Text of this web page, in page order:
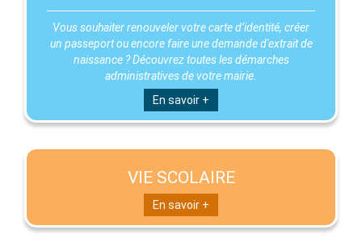
Vous souhaiter renouveler votre carte d’identité, créer
un passeport ou encore faire une demande d'extrait de
naissance ? Découvrez toutes les démarches
administratives de votre mairie.
En savoir +
VIE SCOLAIRE
En savoir +